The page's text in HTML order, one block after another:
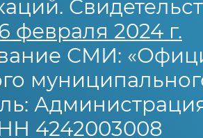
февраля 2024 г.
СМИ:
4242003008